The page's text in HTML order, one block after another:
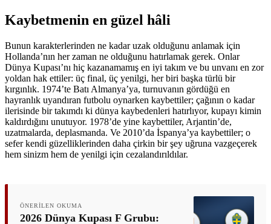
Kaybetmenin en güzel hâli
Bunun karakterlerinden ne kadar uzak olduğunu anlamak için
Hollanda’nın her zaman ne olduğunu hatırlamak gerek. Onlar
Dünya Kupası’nı hiç kazanamamış en iyi takım ve bu unvanı en zor
yoldan hak ettiler: üç final, üç yenilgi, her biri başka türlü bir
kırgınlık. 1974’te Batı Almanya’ya, turnuvanın gördüğü en
hayranlık uyandıran futbolu oynarken kaybettiler; çağının o kadar
ilerisinde bir takımdı ki dünya kaybedenleri hatırlıyor, kupayı kimin
kaldırdığını unutuyor. 1978’de yine kaybettiler, Arjantin’de,
uzatmalarda, deplasmanda. Ve 2010’da İspanya’ya kaybettiler; o
sefer kendi güzelliklerinden daha çirkin bir şey uğruna vazgeçerek
hem sinizm hem de yenilgi için cezalandırıldılar.
ÖNERILEN OKUMA
2026 Dünya Kupası F Grubu: